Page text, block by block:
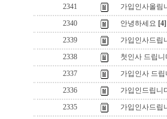
2341
가입인사올림
2340
안녕하세요 [4]
2339
가입인사드립
2338
첫인사 드립니
2337
가입인사 드립
2336
가입인드립니
2335
가입인사드립